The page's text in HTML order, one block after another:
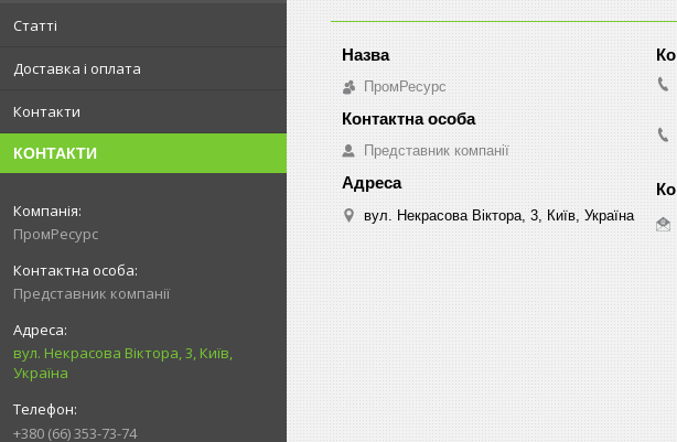
Статті
Доставка і оплата
Контакти
КОНТАКТИ
ПромРесурс
Представник компанії
вул. Некрасова Віктора, 3, Київ,
Україна
+380 (66) 353-73-74
ПромРесурс
Представник компанії
вул. Некрасова Віктора, 3, Київ, Україна